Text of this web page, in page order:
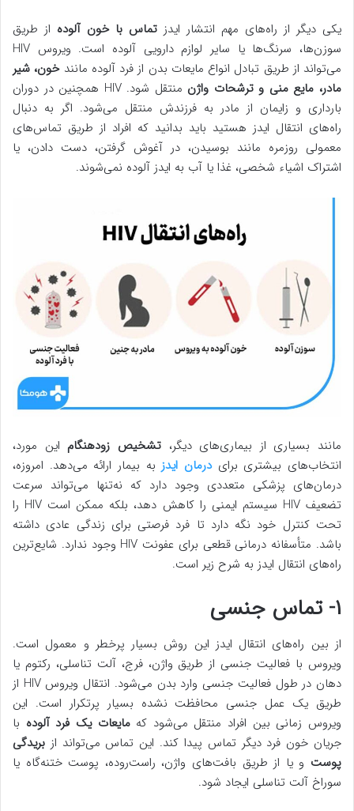
یکی دیگر از راه‌های مهم انتشار ایدز تماس با خون آلوده از طریق
سوزن‌ها، سرنگ‌ها یا سایر لوازم دارویی آلوده است. ویروس HIV
می‌تواند از طریق تبادل انواع مایعات بدن از فرد آلوده مانندخون، شیر
مادر، مایع منی و ترشحات واژن
منتقل شود. HIV همچنین در دوران
بارداری و زایمان از مادر به فرزندش منتقل می‌شود. اگر به دنبال
راه‌های انتقال ایدز هستید باید بدانید که افراد از طریق تماس‌های
معمولی روزمره مانند بوسیدن، در آغوش گرفتن، دست دادن، یا
اشتراک اشیاء شخصی، غذا یا آب به ایدز آلوده نمی‌شوند.
مانند بسیاری از بیماری‌های دیگر،تشخیص زودهنگاماین مورد،
انتخاب‌های بیشتری برایدرمان ایدزبه بیمار ارائه می‌دهد. امروزه،
درمان‌های پزشکی متعددی وجود دارد که نه‌تنها می‌تواند سرعت
تضعیف HIV سیستم ایمنی را کاهش دهد، بلکه ممکن است HIV را
تحت کنترل خود نگه دارد تا فرد فرصتی برای زندگی عادی داشته
باشد. متأسفانه درمانی قطعی برای عفونت HIV وجود ندارد. شایع‌ترین
راه‌های انتقال ایدز به شرح زیر است.
۱- تماس جنسی
از بین راه‌های انتقال ایدز این روش بسیار پرخطر و معمول است.
ویروس با فعالیت جنسی از طریق واژن، فرج، آلت تناسلی، رکتوم یا
دهان در طول فعالیت جنسی وارد بدن می‌شود. انتقال ویروس HIV از
طریق یک عمل جنسی محافظت نشده بسیار پرتکرار است. این
ویروس زمانی بین افراد منتقل می‌شود کهمایعات یک فرد آلوده با
جریان خون فرد دیگر تماس پیدا کند. این تماس می‌تواند از بریدگی
پوست و یا از طریق بافت‌های واژن، راست‌روده، پوست ختنه‌گاه یا
سوراخ آلت تناسلی ایجاد شود.